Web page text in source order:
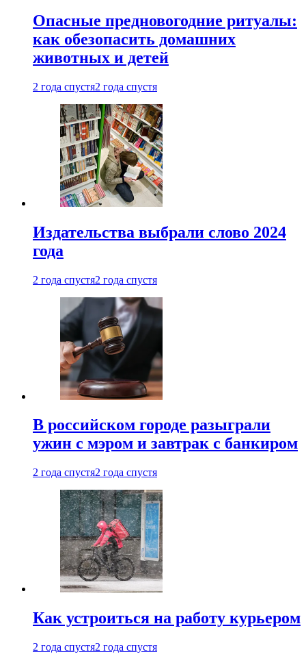
Опасные предновогодние ритуалы:
как обезопасить домашних
животных и детей
2 года спустя2 года спустя
Издательства выбрали слово 2024
года
2 года спустя2 года спустя
В российском городе разыграли
ужин с мэром и завтрак с банкиром
2 года спустя2 года спустя
Как устроиться на работу курьером
2 года спустя2 года спустя